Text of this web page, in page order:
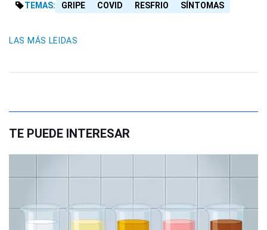
TEMAS: GRIPE COVID RESFRIO SÍNTOMAS
LAS MÁS LEIDAS
TE PUEDE INTERESAR